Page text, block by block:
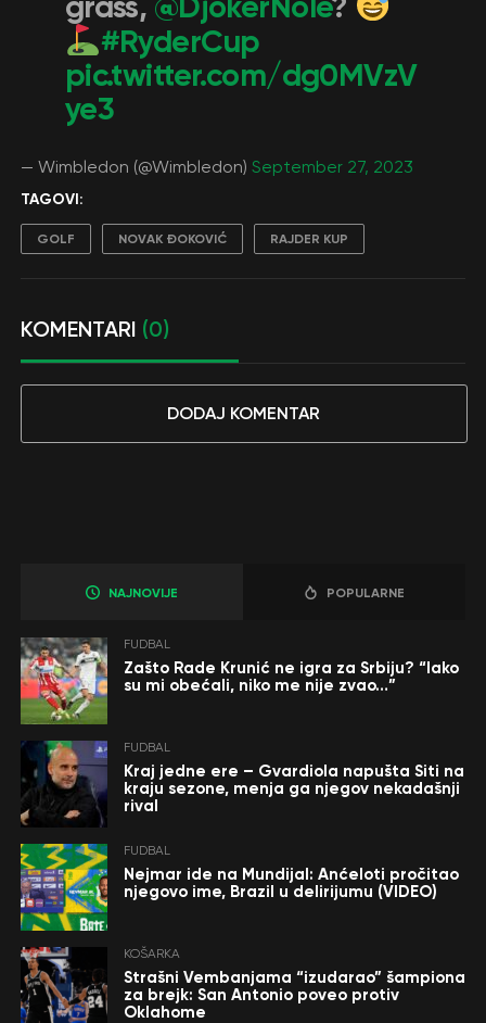
#RyderCup
pic.twitter.com/dg0MVzV
ye3
— Wimbledon (@Wimbledon) September 27, 2023
TAGOVI:
GOLF NOVAK ĐOKOVIĆ RAJDER KUP
KOMENTARI (0)
DODAJ KOMENTAR
NAJNOVIJE POPULARNE
FUDBAL
Zašto Rade Krunić ne igra za Srbiju? “Iako
su mi obećali, niko me nije zvao…”
FUDBAL
Kraj jedne ere – Gvardiola napušta Siti na
kraju sezone, menja ga njegov nekadašnji
rival
FUDBAL
Nejmar ide na Mundijal: Anćeloti pročitao
njegovo ime, Brazil u delirijumu (VIDEO)
KOŠARKA
Strašni Vembanjama “izudarao” šampiona
za brejk: San Antonio poveo protiv
Oklahome